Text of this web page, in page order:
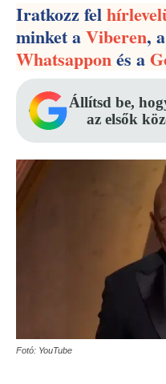
Iratkozz fel
minket aViberen, a
Whatsapponés a
Állítsd be,
az elsők
Fotó: YouTube